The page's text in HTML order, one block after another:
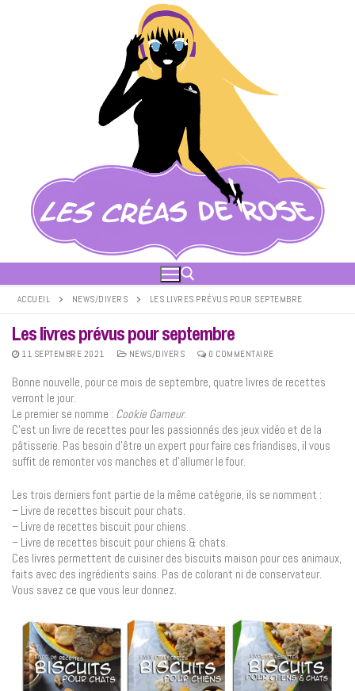
Rechercher :
ACCUEIL NEWS/DIVERS LES LIVRES PRÉVUS POUR SEPTEMBRE
Les livres prévus pour septembre
11 SEPTEMBRE 2021 NEWS/DIVERS 0 COMMENTAIRE
Bonne nouvelle, pour ce mois de septembre, quatre livres de recettes
verront le jour.
Le premier se nomme : Cookie Gameur.
C’est un livre de recettes pour les passionnés des jeux vidéo et de la
pâtisserie. Pas besoin d’être un expert pour faire ces friandises, il vous
suffit de remonter vos manches et d’allumer le four.
Les trois derniers font partie de la même catégorie, ils se nomment :
– Livre de recettes biscuit pour chats.
– Livre de recettes biscuit pour chiens.
– Livre de recettes biscuit pour chiens & chats.
Ces livres permettent de cuisiner des biscuits maison pour ces animaux,
faits avec des ingrédients sains. Pas de colorant ni de conservateur.
Vous savez ce que vous leur donnez.